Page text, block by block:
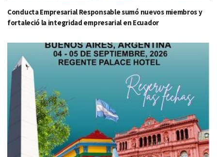
Conducta Empresarial Responsable sumó nuevos miembros y
fortaleció la integridad empresarial en Ecuador